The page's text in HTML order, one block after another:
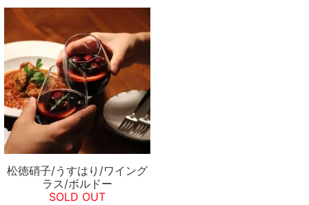
松徳硝子/うすはり/ワイング
ラス/ボルドー
SOLD OUT